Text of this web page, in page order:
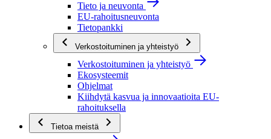
Tieto ja neuvonta
EU-rahoitusneuvonta
Tietopankki
Verkostoituminen ja yhteistyö
Verkostoituminen ja yhteistyö
Ekosysteemit
Ohjelmat
Kiihdytä kasvua ja innovaatioita EU-
rahoituksella
Tietoa meistä